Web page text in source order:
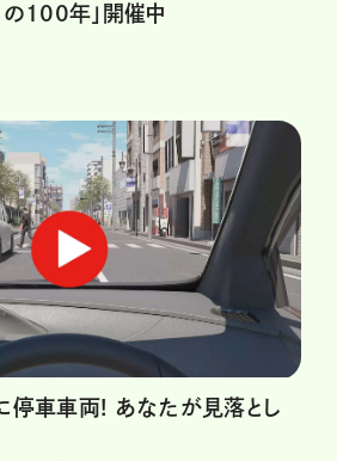
100年」開催中
停車車両! あなたが見落とし